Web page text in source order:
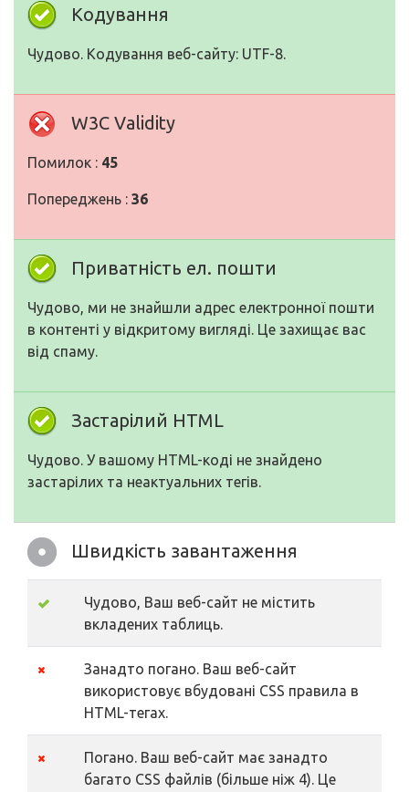
Кодування
Чудово. Кодування веб-сайту: UTF-8.
W3C Validity
Помилок : 45
Попереджень : 36
Приватність ел. пошти
Чудово, ми не знайшли адрес електронної пошти
в контенті у відкритому вигляді. Це захищає вас
від спаму.
Застарілий HTML
Чудово. У вашому HTML-коді не знайдено
застарілих та неактуальних тегів.
Швидкість завантаження
Чудово, Ваш веб-сайт не містить
вкладених таблиць.
Занадто погано. Ваш веб-сайт
використовує вбудовані CSS правила в
HTML-тегах.
Погано. Ваш веб-сайт має занадто
багато CSS файлів (більше ніж 4). Це